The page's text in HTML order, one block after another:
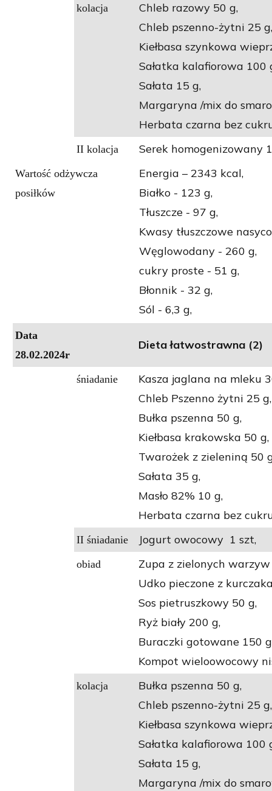
kolacja
Chleb razowy 50 g,
Chleb pszenno-żytni 25 g,
Kiełbasa szynkowa
Sałatka kalafiorowa 100
Sałata 15 g,
Margaryna /mix do
Herbata czarna bez
II kolacja Serek homogenizowany
Wartość odżywcza
posiłków
Energia – 2343 kcal,
Białko - 123 g,
Tłuszcze - 97 g,
Kwasy tłuszczowe
Węglowodany - 260 g,
cukry proste - 51 g,
Błonnik - 32 g,
Sól - 6,3 g,
Data
28.02.2024r
Dieta łatwostrawna (2)
śniadanie
Kasza jaglana na mleku
Chleb Pszenno żytni 25 g,
Bułka pszenna 50 g,
Kiełbasa krakowska 50 g,
Twarożek z zieleniną 50
Sałata 35 g,
Masło 82% 10 g,
Herbata czarna bez
II śniadanie Jogurt owocowy 1 szt,
obiad
Zupa z zielonych
Udko pieczone z
Sos pietruszkowy 50 g,
Ryż biały 200 g,
Buraczki gotowane 150
Kompot wieloowocowy
kolacja
Bułka pszenna 50 g,
Chleb pszenno-żytni 25 g,
Kiełbasa szynkowa
Sałatka kalafiorowa 100
Sałata 15 g,
Margaryna /mix do